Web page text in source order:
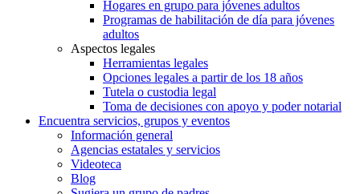
Hogares en grupo para jóvenes adultos
Programas de habilitación de día para jóvenes
adultos
Aspectos legales
Herramientas legales
Opciones legales a partir de los 18 años
Tutela o custodia legal
Toma de decisiones con apoyo y poder notarial
Encuentra servicios, grupos y eventos
Información general
Agencias estatales y servicios
Videoteca
Blog